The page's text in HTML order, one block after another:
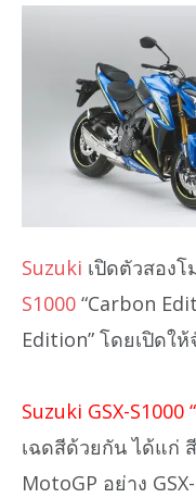
Suzuki เปิดตัวสองโ
S1000 “Carbon
Edition” โดยเปิดใ
Suzuki GSX-
เฉดสีด้วยกัน ได้แก่
MotoGP อย่าง